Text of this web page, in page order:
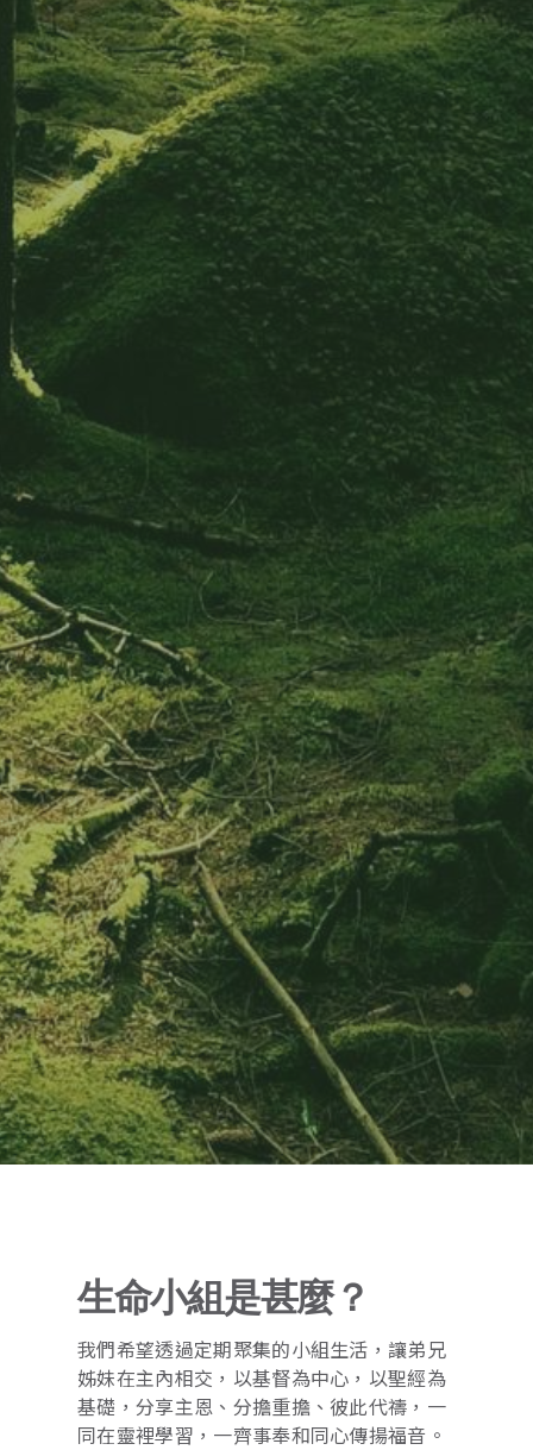
生命小組是甚麼？
我們希望透過定期聚集的小組生活，讓弟兄
姊妹在主內相交，以基督為中心，以聖經為
基礎，分享主恩、分擔重擔、彼此代禱，一
同在靈裡學習，一齊事奉和同心傳揚福音。